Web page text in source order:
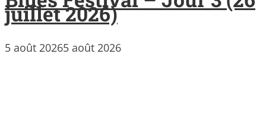
juillet 2026)
5 août 20265 août 2026